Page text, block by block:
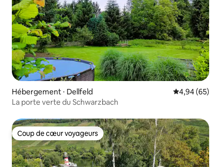
Hébergement ⋅ Dellfeld Évaluation
4,94 (65)
La porte verte du Schwarzbach
Coup de cœur voyageurs
Coup de cœur voyageurs